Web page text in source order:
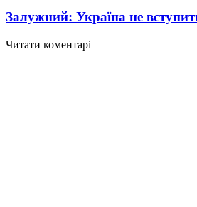
Залужний: Україна не
Читати коментарі